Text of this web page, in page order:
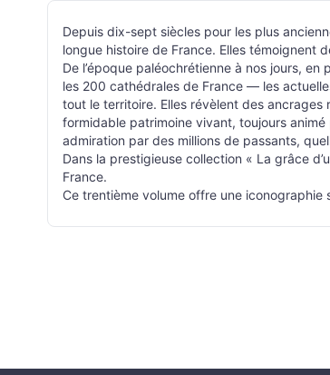
Depuis dix-sept siècles pour les plus
longue histoire de France. Elles témoignent
De l’époque paléochrétienne à nos jours,
les 200 cathédrales de France — les
tout le territoire. Elles révèlent des
formidable patrimoine vivant, toujours
admiration par des millions de passants,
Dans la prestigieuse collection « La grâce
France.
Ce trentième volume offre une iconographie